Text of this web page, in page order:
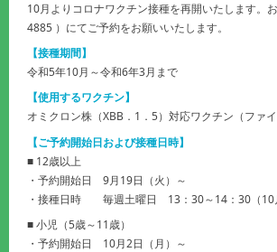
10月よりコロナワクチン接種を再開いたします。
4885 ）にてご予約をお願いいたします。
【接種期間】
令和5年10月～令和6年3月まで
【使用するワクチン】
オミクロン株（XBB．1．5）対応ワクチン（ファイ
【ご予約開始日および接種日時】
■ 12歳以上
・予約開始日 9月19日（火）～
・接種日時 毎週土曜日 13：30～14：30（10
■ 小児（5歳～11歳）
・予約開始日 10月2日（月）～